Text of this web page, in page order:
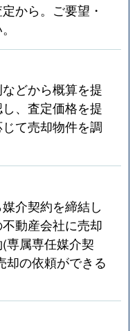
から。ご要望・
どから概算を提
、査定価格を提
て売却物件を調
介契約を締結し
動産会社に売却
専属専任媒介契
却の依頼ができる